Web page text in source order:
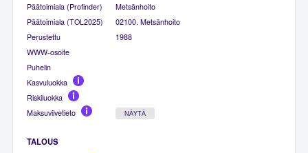
Päätoimiala (Profinder)
Metsänhoito
Päätoimiala (TOL2025)
02100. Metsänhoito
Perustettu
1988
WWW-osoite
Puhelin
Kasvuluokka
Riskiluokka
Maksuviivetieto
NÄYTÄ
TALOUS